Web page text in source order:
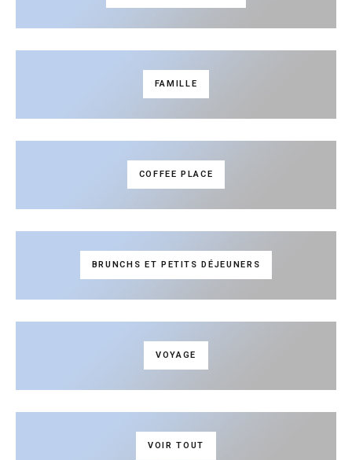
FAMILLE
COFFEE PLACE
BRUNCHS ET PETITS DÉJEUNERS
VOYAGE
VOIR TOUT